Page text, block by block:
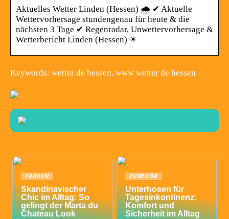
Aktuelles Wetter Linden (Hessen) 🌧️ ✔ Aktuelle
Wettervorhersage stundengenau für heute & die
nächsten 3 Tage ✔ Regenradar, Unwettervorhersage &
Wetterbericht Linden (Hessen) ☀
Keywords: wetter de hessen, www wetter de hessen
FRAUEN
Skandinavischer
Chic im Alltag: So
gelingt der Marta du
Chateau Look
ZUBEHÖR
Unterhosen für
Tagesinkontinenz:
Komfort und
Sicherheit im Alltag